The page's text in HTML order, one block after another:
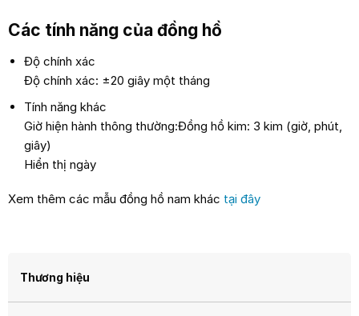
Các tính năng của đồng hồ
Độ chính xác
Độ chính xác: ±20 giây một tháng
Tính năng khác
Giờ hiện hành thông thường:Đồng hồ kim: 3 kim (giờ, phút,
giây)
Hiển thị ngày
Xem thêm các mẫu đồng hồ nam khác tại đây
Thương hiệu